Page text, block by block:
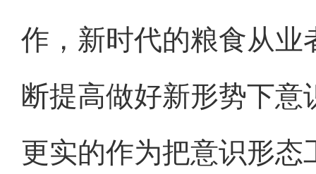
作，新时代的粮食从业
断提高做好新形势下
更实的作为把意识形